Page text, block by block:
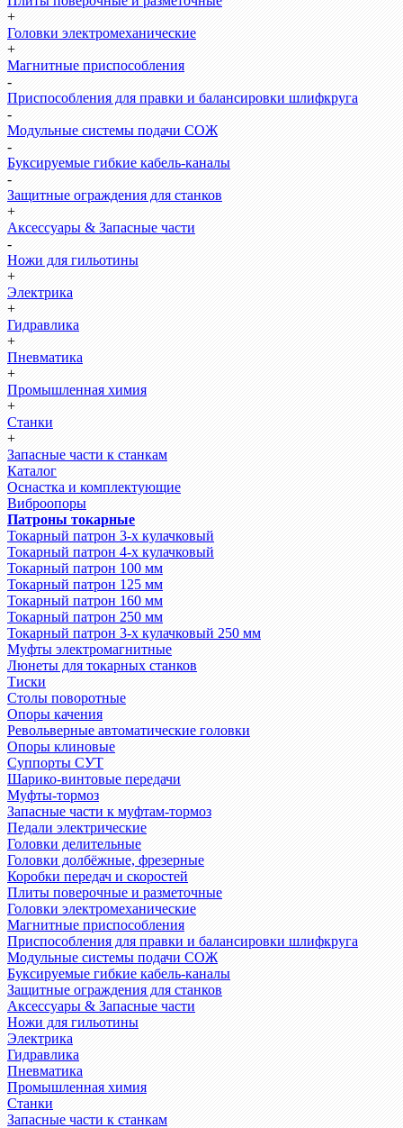
+
Головки электромеханические
+
Магнитные приспособления
-
Приспособления для правки и балансировки шлифкруга
-
Модульные системы подачи СОЖ
-
Буксируемые гибкие кабель-каналы
-
Защитные ограждения для станков
+
Аксессуары & Запасные части
-
Ножи для гильотины
+
Электрика
+
Гидравлика
+
Пневматика
+
Промышленная химия
+
Станки
+
Запасные части к станкам
Каталог
Оснастка и комплектующие
Виброопоры
Патроны токарные
Токарный патрон 3-х кулачковый
Токарный патрон 4-х кулачковый
Токарный патрон 100 мм
Токарный патрон 125 мм
Токарный патрон 160 мм
Токарный патрон 250 мм
Токарный патрон 3-х кулачковый 250 мм
Муфты электромагнитные
Люнеты для токарных станков
Тиски
Столы поворотные
Опоры качения
Револьверные автоматические головки
Опоры клиновые
Суппорты СУТ
Шарико-винтовые передачи
Муфты-тормоз
Запасные части к муфтам-тормоз
Педали электрические
Головки делительные
Головки долбёжные, фрезерные
Коробки передач и скоростей
Плиты поверочные и разметочные
Головки электромеханические
Магнитные приспособления
Приспособления для правки и балансировки шлифкруга
Модульные системы подачи СОЖ
Буксируемые гибкие кабель-каналы
Защитные ограждения для станков
Аксессуары & Запасные части
Ножи для гильотины
Электрика
Гидравлика
Пневматика
Промышленная химия
Станки
Запасные части к станкам